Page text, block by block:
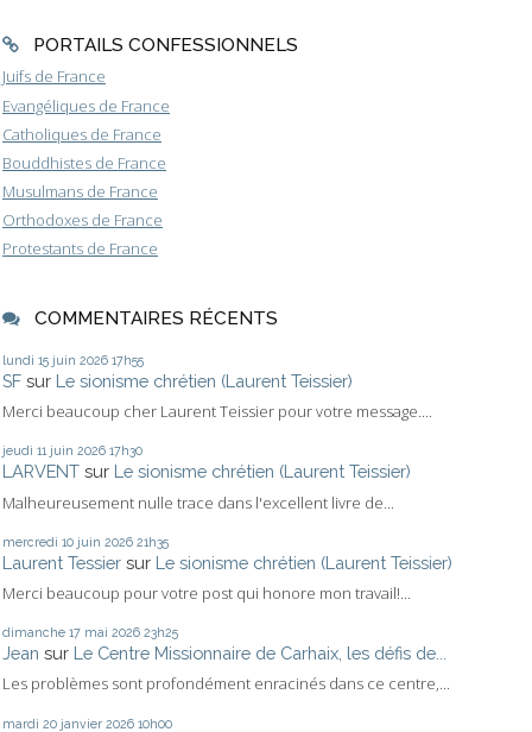
PORTAILS CONFESSIONNELS
Juifs de France
Evangéliques de France
Catholiques de France
Bouddhistes de France
Musulmans de France
Orthodoxes de France
Protestants de France
COMMENTAIRES RÉCENTS
lundi 15 juin 2026 17h55
SF sur Le sionisme chrétien (Laurent Teissier)
Merci beaucoup cher Laurent Teissier pour votre message....
jeudi 11 juin 2026 17h30
LARVENT sur Le sionisme chrétien (Laurent Teissier)
Malheureusement nulle trace dans l'excellent livre de...
mercredi 10 juin 2026 21h35
Laurent Tessier sur Le sionisme chrétien (Laurent Teissier)
Merci beaucoup pour votre post qui honore mon travail!...
dimanche 17 mai 2026 23h25
Jean sur Le Centre Missionnaire de Carhaix, les défis de...
Les problèmes sont profondément enracinés dans ce centre,...
mardi 20 janvier 2026 10h00